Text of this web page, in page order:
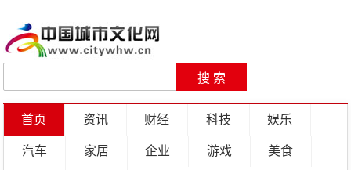
首页 资讯 财经 科技 娱乐
汽车 家居 企业 游戏 美食